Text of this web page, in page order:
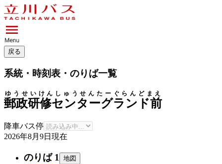
戻る
系統・時刻表・のりば一覧
郵政研修センターグランド前
ゆうせいけんしゅうせんたーぐらんどまえ
降車バス停
2026年8月9日 現在
のりば 1 地図